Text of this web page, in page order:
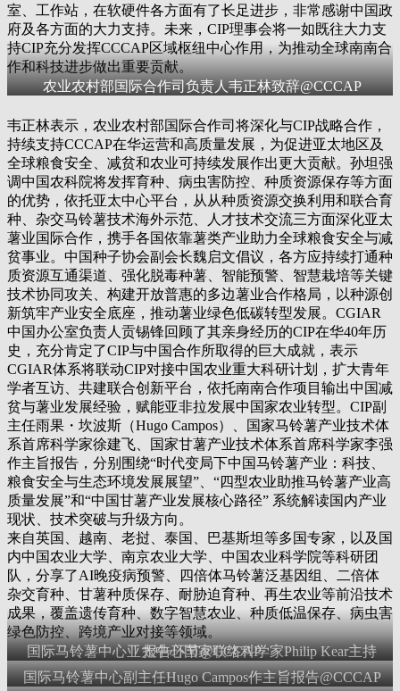
室、工作站，在软硬件各方面有了长足进步，非常感谢中国政
府及各方面的大力支持。未来，CIP理事会将一如既往大力支
持CIP充分发挥CCCAP区域枢纽中心作用，为推动全球南南合
作和科技进步做出重要贡献。
农业农村部国际合作司负责人韦正林致辞@CCCAP
韦正林表示，农业农村部国际合作司将深化与CIP战略合作，
持续支持CCCAP在华运营和高质量发展，为促进亚太地区及
全球粮食安全、减贫和农业可持续发展作出更大贡献。孙坦强
调中国农科院将发挥育种、病虫害防控、种质资源保存等方面
的优势，依托亚太中心平台，从从种质资源交换利用和联合育
种、杂交马铃薯技术海外示范、人才技术交流三方面深化亚太
薯业国际合作，携手各国依靠薯类产业助力全球粮食安全与减
贫事业。中国种子协会副会长魏启文倡议，各方应持续打通种
质资源互通渠道、强化脱毒种薯、智能预警、智慧栽培等关键
技术协同攻关、构建开放普惠的多边薯业合作格局，以种源创
新筑牢产业安全底座，推动薯业绿色低碳转型发展。CGIAR
中国办公室负责人贡锡锋回顾了其亲身经历的CIP在华40年历
史，充分肯定了CIP与中国合作所取得的巨大成就，表示
CGIAR体系将联动CIP对接中国农业重大科研计划，扩大青年
学者互访、共建联合创新平台，依托南南合作项目输出中国减
贫与薯业发展经验，赋能亚非拉发展中国家农业转型。CIP副
主任雨果・坎波斯（Hugo Campos）、国家马铃薯产业技术体
系首席科学家徐建飞、国家甘薯产业技术体系首席科学家李强
作主旨报告，分别围绕“时代变局下中国马铃薯产业：科技、
粮食安全与生态环境发展展望”、“四型农业助推马铃薯产业高
质量发展”和“中国甘薯产业发展核心路径” 系统解读国内产业
现状、技术突破与升级方向。
来自英国、越南、老挝、泰国、巴基斯坦等多国专家，以及国
内中国农业大学、南京农业大学、中国农业科学院等科研团
队，分享了AI晚疫病预警、四倍体马铃薯泛基因组、二倍体
杂交育种、甘薯种质保存、耐胁迫育种、再生农业等前沿技术
成果，覆盖遗传育种、数字智慧农业、种质低温保存、病虫害
绿色防控、跨境产业对接等领域。
国际马铃薯中心亚太中心国家联络科学家Philip Kear主持报告环节@CCCAP
国际马铃薯中心副主任Hugo Campos作主旨报告@CCCAP